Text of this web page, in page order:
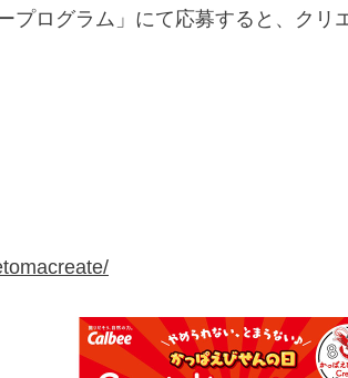
プログラム」にて応募すると、ク